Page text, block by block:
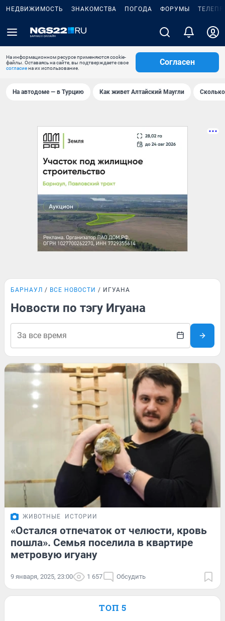
НЕДВИЖИМОСТЬ ЗНАКОМСТВА ПОГОДА ФОРУМЫ
На информационном ресурсе применяются cookie-
файлы. Оставаясь на сайте, вы подтверждаете свое
согласиена их использование.
Согласен
На автодоме — в Турцию Как живет Алтайский Маугли
БАРНАУЛ ВСЕ НОВОСТИ ИГУАНА
Новости по тэгу Игуана
ЖИВОТНЫЕ ИСТОРИИ
«Остался отпечаток от челюсти, кровь
пошла». Семья поселила в квартире
метровую игуану
9 января, 2025, 23:00 1 657 Обсудить
ТОП 5